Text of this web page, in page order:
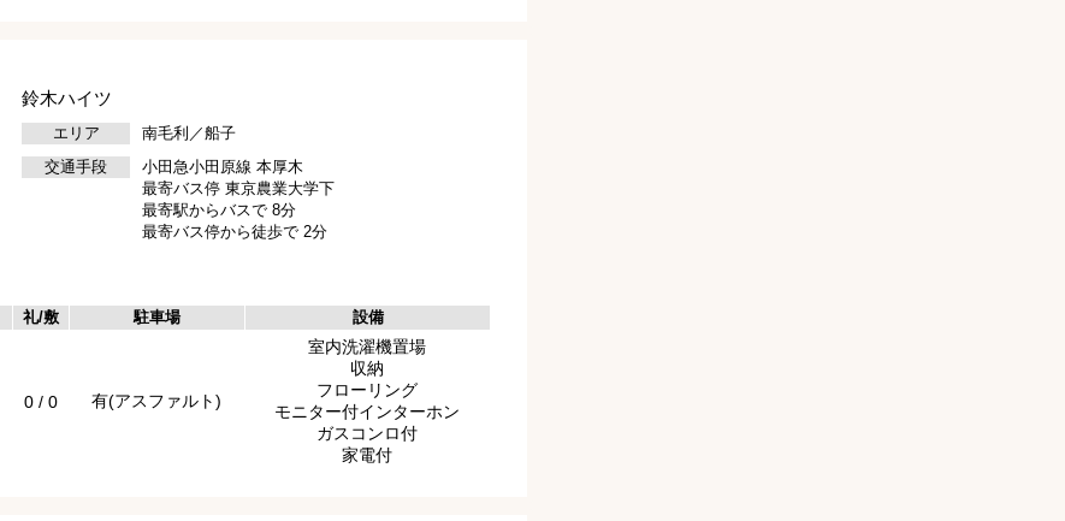
鈴木ハイツ
エリア
南毛利／船子
交通手段
小田急小田原線 本厚木
最寄バス停 東京農業大学下
最寄駅からバスで 8分
最寄バス停から徒歩で 2分
礼/敷 駐車場 設備
0 / 0 有(アスファルト)
室内洗濯機置場
収納
フローリング
モニター付インターホン
ガスコンロ付
家電付